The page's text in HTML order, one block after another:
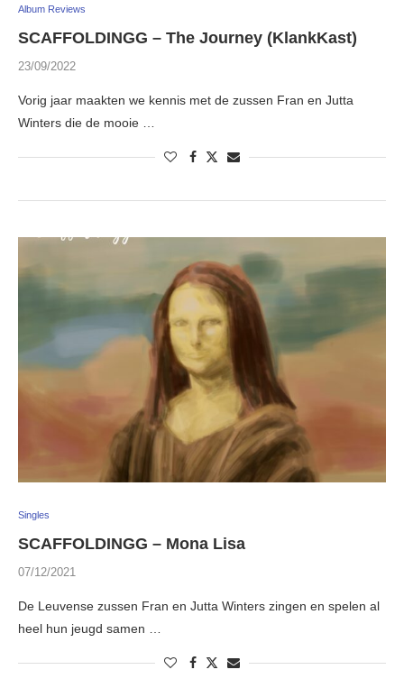
Album Reviews
SCAFFOLDINGG – The Journey (KlankKast)
23/09/2022
Vorig jaar maakten we kennis met de zussen Fran en Jutta
Winters die de mooie …
Singles
SCAFFOLDINGG – Mona Lisa
07/12/2021
De Leuvense zussen Fran en Jutta Winters zingen en spelen al
heel hun jeugd samen …